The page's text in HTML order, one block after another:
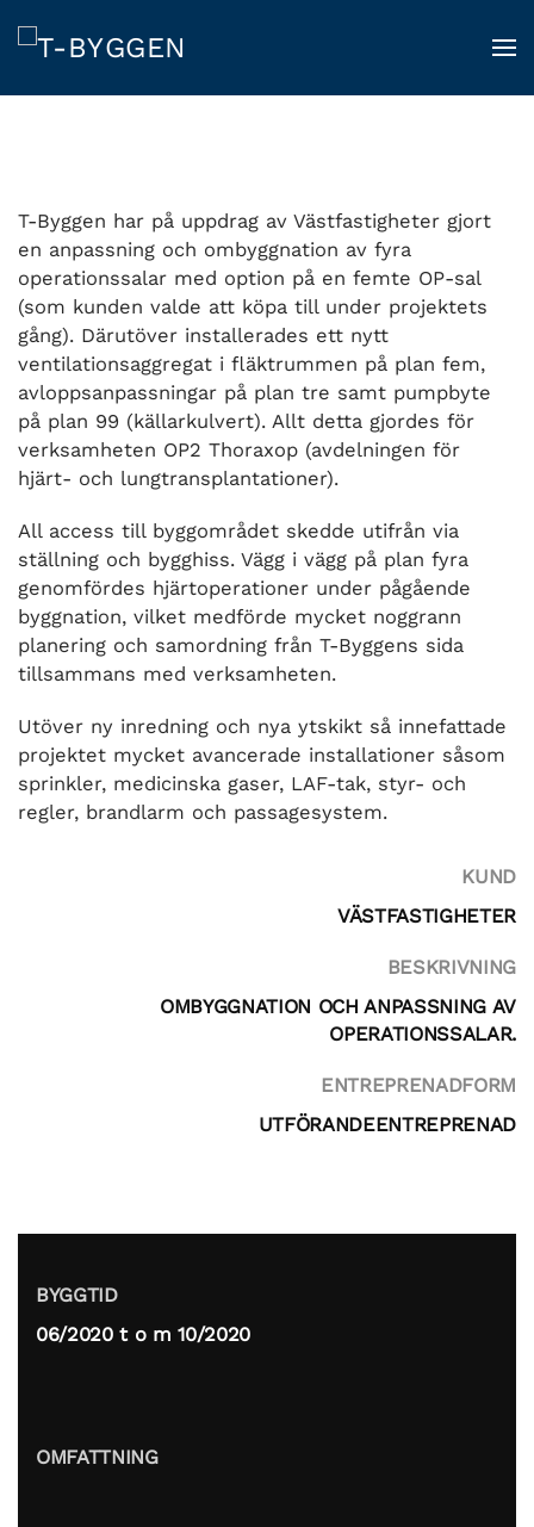
to
T-Byggen har på uppdrag av Västfastigheter gjort
en anpassning och ombyggnation av fyra
operationssalar med option på en femte OP-sal
(som kunden valde att köpa till under projektets
gång). Därutöver installerades ett nytt
ventilationsaggregat i fläktrummen på plan fem,
avloppsanpassningar på plan tre samt pumpbyte
på plan 99 (källarkulvert). Allt detta gjordes för
verksamheten OP2 Thoraxop (avdelningen för
hjärt- och lungtransplantationer).
All access till byggområdet skedde utifrån via
ställning och bygghiss. Vägg i vägg på plan fyra
genomfördes hjärtoperationer under pågående
byggnation, vilket medförde mycket noggrann
planering och samordning från T-Byggens sida
tillsammans med verksamheten.
Utöver ny inredning och nya ytskikt så innefattade
projektet mycket avancerade installationer såsom
sprinkler, medicinska gaser, LAF-tak, styr- och
regler, brandlarm och passagesystem.
KUND
VÄSTFASTIGHETER
BESKRIVNING
OMBYGGNATION OCH ANPASSNING AV
OPERATIONSSALAR.
ENTREPRENADFORM
UTFÖRANDEENTREPRENAD
BYGGTID
06/2020 t o m 10/2020
OMFATTNING